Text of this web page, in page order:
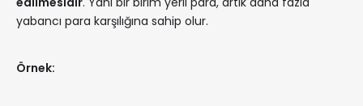
yabancı para karşılığına sahip olur.
Örnek: